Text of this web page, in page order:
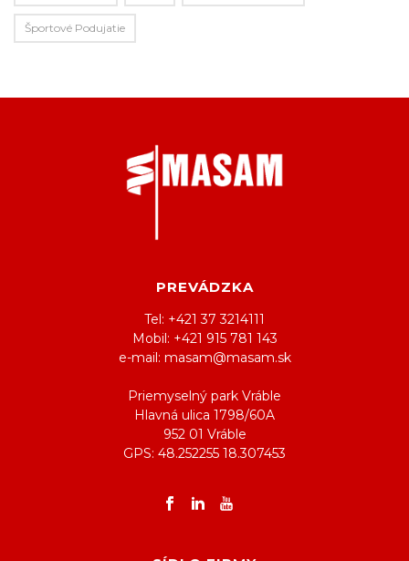
Športové Podujatie
PREVÁDZKA
Tel: +421 37 3214111
Mobil: +421 915 781 143
e-mail: masam@masam.sk
Priemyselný park Vráble
Hlavná ulica 1798/60A
952 01 Vráble
GPS: 48.252255 18.307453